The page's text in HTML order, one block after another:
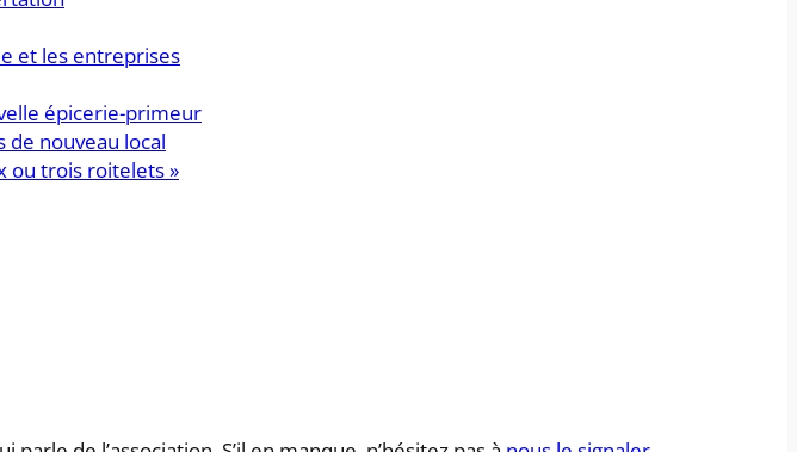
et les entreprises
épicerie-primeur
de nouveau local
ou trois roitelets »